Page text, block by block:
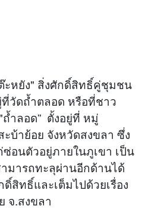
ะหยัง" สิ่งศักดิ์สิทธิ์คู่ชุมชน
วัดถ้ำตลอด หรือที่ชาว
ำลอด” ตั้งอยู่ที่ หมู่
บ้าย้อย จังหวัดสงขลา ซึ่ง
อนตัวอยู่ภายในภูเขา เป็น
มารถทะลุผ่านอีกด้านได้
สิทธิ์และเต็มไปด้วยเรื่อง
จ.สงขลา